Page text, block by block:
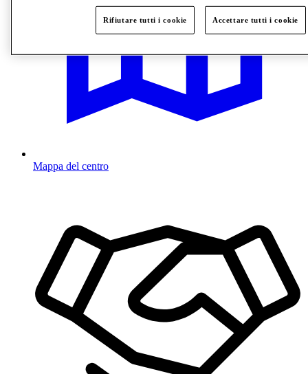
Mappa del centro
Rifiutare tutti i cookie Accettare tutti i cookie